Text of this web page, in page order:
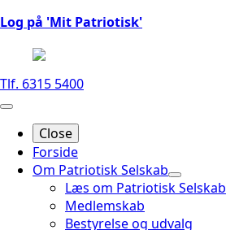
Log på 'Mit Patriotisk'
Tlf. 6315 5400
Close
Forside
Om Patriotisk Selskab
Læs om Patriotisk Selskab
Medlemskab
Bestyrelse og udvalg